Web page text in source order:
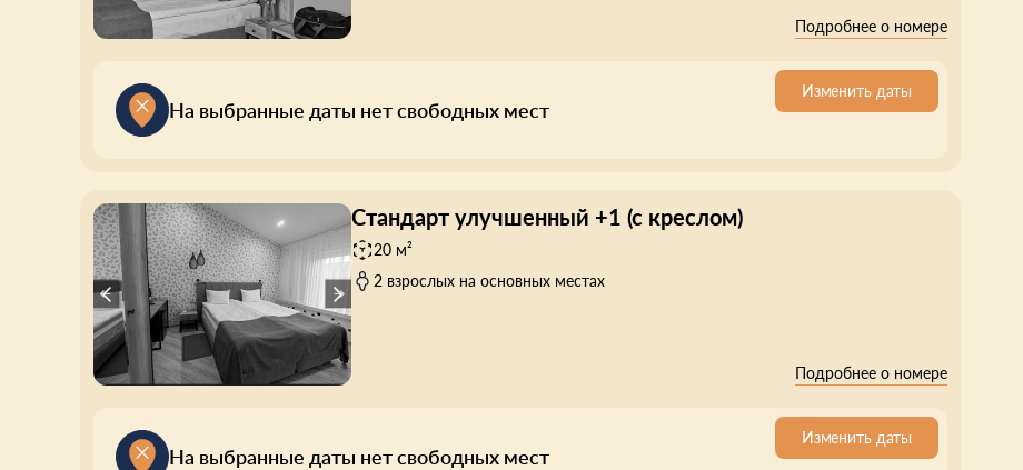
Подробнее о номере
На выбранные даты нет свободных мест
Изменить даты
Стандарт улучшенный +1 (с креслом)
20 м²
2 взрослых на основных местах
Подробнее о номере
На выбранные даты нет свободных мест
Изменить даты